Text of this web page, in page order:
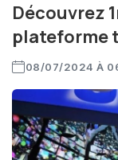
Découvrez
plateforme
08/07/2024 À